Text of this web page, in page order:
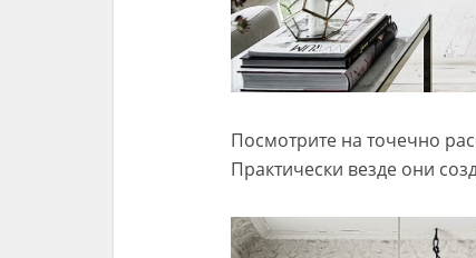
Посмотрите на точечно
Практически везде они